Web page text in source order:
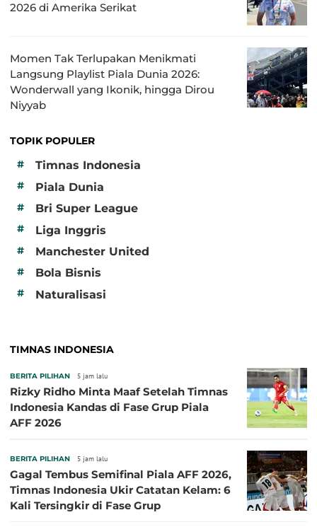
2026 di Amerika Serikat
Momen Tak Terlupakan Menikmati
Langsung Playlist Piala Dunia 2026:
Wonderwall yang Ikonik, hingga Dirou
Niyyab
TOPIK POPULER
#
Timnas Indonesia
# Piala Dunia
# Bri Super League
# Liga Inggris
# Manchester United
# Bola Bisnis
# Naturalisasi
TIMNAS INDONESIA
BERITA PILIHAN 5 jam lalu
Rizky Ridho Minta Maaf Setelah Timnas
Indonesia Kandas di Fase Grup Piala
AFF 2026
BERITA PILIHAN 5 jam lalu
Gagal Tembus Semifinal Piala AFF 2026,
Timnas Indonesia Ukir Catatan Kelam: 6
Kali Tersingkir di Fase Grup